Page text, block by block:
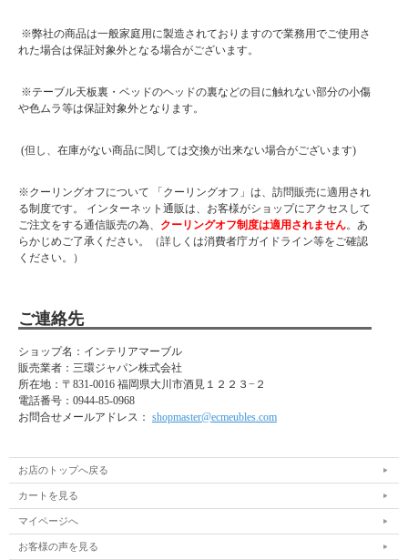
※弊社の商品は一般家庭用に製造されておりますので業務用でご使用さ
れた場合は保証対象外となる場合がございます。
※テーブル天板裏・ベッドのヘッドの裏などの目に触れない部分の小傷
や色ムラ等は保証対象外となります。
(但し、在庫がない商品に関しては交換が出来ない場合がございます)
※クーリングオフについて 「クーリングオフ」は、訪問販売に適用され
る制度です。 インターネット通販は、お客様がショップにアクセスして
ご注文をする通信販売の為、 クーリングオフ制度は適用されません。あ
らかじめご了承ください。（詳しくは消費者庁ガイドライン等をご確認
ください。）
ご連絡先
ショップ名：インテリアマーブル
販売業者：三環ジャパン株式会社
所在地： 〒831-0016 福岡県大川市酒見１２２３−２
電話番号： 0944-85-0968
お問合せメールアドレス： shopmaster@ecmeubles.com
お店のトップへ戻る
カートを見る
マイページへ
お客様の声を見る